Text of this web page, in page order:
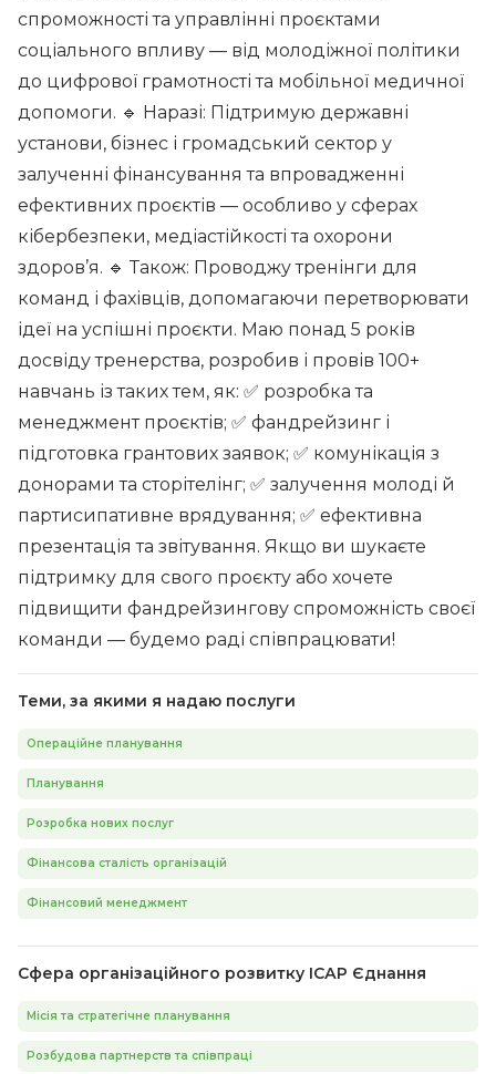
спроможності та управлінні проєктами
соціального впливу — від молодіжної політики
до цифрової грамотності та мобільної медичної
допомоги. 🔹 Наразі: Підтримую державні
установи, бізнес і громадський сектор у
залученні фінансування та впровадженні
ефективних проєктів — особливо у сферах
кібербезпеки, медіастійкості та охорони
здоров’я. 🔹 Також: Проводжу тренінги для
команд і фахівців, допомагаючи перетворювати
ідеї на успішні проєкти. Маю понад 5 років
досвіду тренерства, розробив і провів 100+
навчань із таких тем, як: ✅ розробка та
менеджмент проєктів; ✅ фандрейзинг і
підготовка грантових заявок; ✅ комунікація з
донорами та сторітелінг; ✅ залучення молоді й
партисипативне врядування; ✅ ефективна
презентація та звітування. Якщо ви шукаєте
підтримку для свого проєкту або хочете
підвищити фандрейзингову спроможність своєї
команди — будемо раді співпрацювати!
Теми, за якими я надаю послуги
Операційне планування
Планування
Розробка нових послуг
Фінансова сталість організацій
Фінансовий менеджмент
Сфера організаційного розвитку ІСАР Єднання
Місія та стратегічне планування
Розбудова партнерств та співпраці